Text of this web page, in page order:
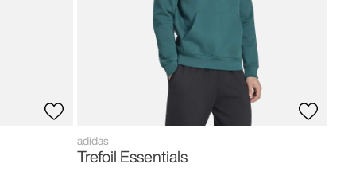
adidas
Trefoil Essentials